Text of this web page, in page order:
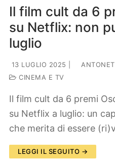
Il film cult da 6
su Netflix: non
luglio
13 LUGLIO 2025
CINEMA E TV
Il film cult da 6 premi
su Netflix a luglio: un
che merita di essere
LEGGI IL SEGUITO →